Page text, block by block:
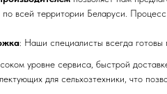
по всей территории Беларуси.
: Наши специалисты всегда
уровне сервиса, быстрой
для сельхозтехники, что